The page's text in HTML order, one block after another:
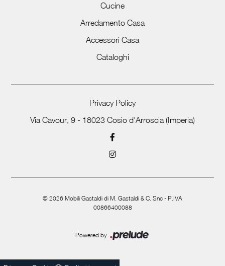
Cucine
Arredamento Casa
Accessori Casa
Cataloghi
Privacy Policy
Via Cavour, 9 - 18023 Cosio d'Arroscia (Imperia)
© 2026 Mobili Gastaldi di M. Gastaldi & C. Snc - P.IVA
00866400088
Powered by